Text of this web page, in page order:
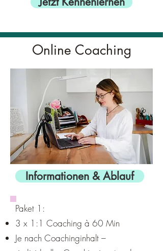
Online Coaching
Informationen & Ablauf
Paket 1:
3 x 1:1 Coaching à 60 Min
Je nach Coachinginhalt –